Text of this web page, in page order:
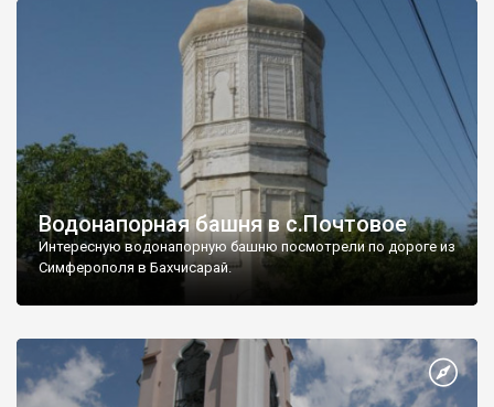
Водонапорная башня в с.Почтовое
Интересную водонапорную башню посмотрели по дороге из
Симферополя в Бахчисарай.